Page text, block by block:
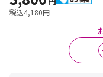
税込4,180円